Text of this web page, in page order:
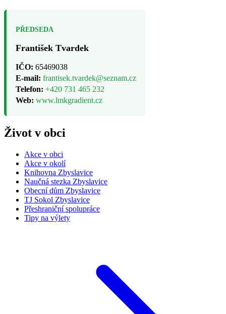
PŘEDSEDA
František Tvardek
IČO: 65469038
E-mail: frantisek.tvardek@seznam.cz
Telefon: +420 731 465 232
Web: www.lmkgradient.cz
Život v obci
Akce v obci
Akce v okolí
Knihovna Zbyslavice
Naučná stezka Zbyslavice
Obecní dům Zbyslavice
TJ Sokol Zbyslavice
Přeshraniční spolupráce
Tipy na výlety